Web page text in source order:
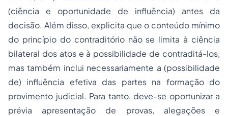
(ciência e oportunidade de influência) antes da
decisão. Além disso, explicita que o conteúdo mínimo
do princípio do contraditório não se limita à ciência
bilateral dos atos e à possibilidade de contraditá-los,
mas também inclui necessariamente a (possibilidade
de) influência efetiva das partes na formação do
provimento judicial. Para tanto, deve-se oportunizar a
prévia apresentação de provas, alegações e